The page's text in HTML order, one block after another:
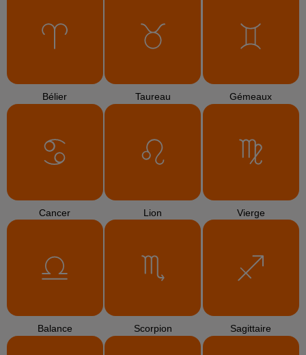
Bélier Taureau Gémeaux
Cancer Lion Vierge
Balance Scorpion Sagittaire